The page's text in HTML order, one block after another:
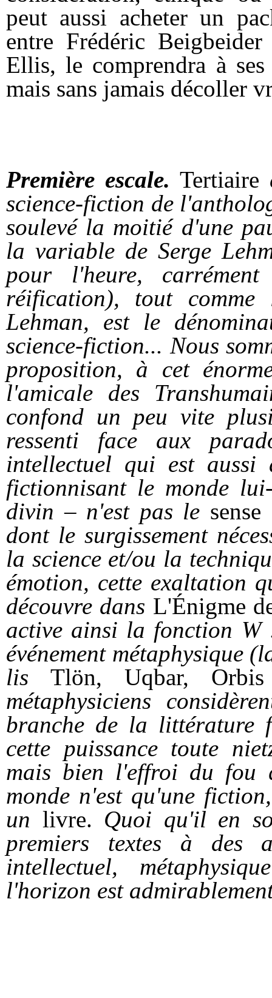
peut aussi acheter un
entre Frédéric
Ellis, le comprendra à
mais sans jamais décoller
Première escale. Tertiaire
science-fiction de
soulevé la moitié d'une
la variable de Serge
pour l'heure,
réification), tout comme
Lehman, est le
science-fiction... Nous
proposition, à cet
l'amicale des
confond un peu vite
ressenti face aux
intellectuel qui est aussi
fictionnisant le monde
divin – n'est pas le
dont le surgissement
la science et/ou la
émotion, cette exaltation
découvre dans L'Énigme
active ainsi la fonction W
événement métaphysique
lis
Tlön, Uqbar, Orbis
métaphysiciens
branche de la littérature
cette puissance toute
mais bien l'effroi du fou
monde n'est qu'une
un livre. Quoi qu'il en
premiers textes à des
intellectuel,
l'horizon est